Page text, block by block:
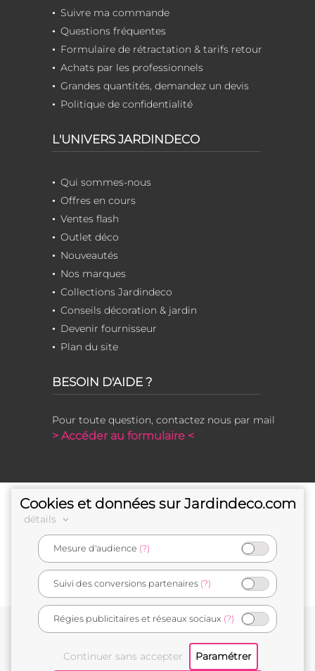
Suivre ma commande
Questions fréquentes
Formulaire de rétractation & tarifs retour
Achats par les professionnels
Grandes quantités, demandez un devis
Politique de confidentialité
L'UNIVERS JARDINDECO
Qui sommes-nous
Offres en cours
Ventes flash
Outlet déco
Nouveautés
Nos marques
Collections Jardindeco
Conseils décoration & jardin
Devenir fournisseur
Plan du site
BESOIN D'AIDE ?
Pour toute question, contactez nous par mail
> Accéder au formulaire <
e-commerçant français
Cookies et données sur Jardindeco.com
détails
Mesure d'audience (?)
Suivi des conversions partenaires (?)
Régies publicitaires et réseaux sociaux (?)